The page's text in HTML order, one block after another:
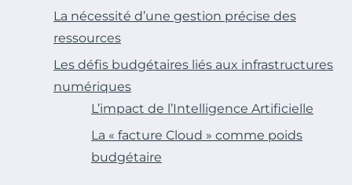
La nécessité d’une gestion précise des
ressources
Les défis budgétaires liés aux infrastructures
numériques
L’impact de l’Intelligence Artificielle
La « facture Cloud » comme poids
budgétaire